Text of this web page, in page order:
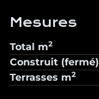
Mesures
Total m2
Construit (fermé)
Terrasses m2